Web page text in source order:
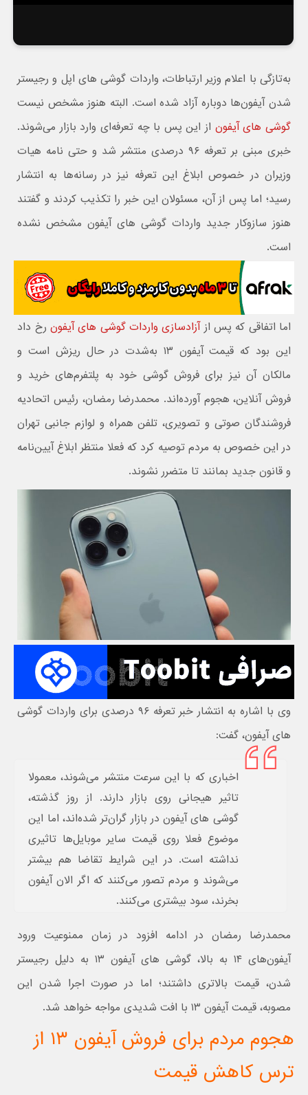
به‌تازگی با اعلام وزیر ارتباطات، واردات گوشی های اپل و رجیستر
شدن آیفون‌ها دوباره آزاد شده است. البته هنوز مشخص نیست
گوشی های آیفون از این پس با چه تعرفه‌ای وارد بازار می‌شوند.
خبری مبنی بر تعرفه ۹۶ درصدی منتشر شد و حتی نامه هیات
وزیران در خصوص ابلاغ این تعرفه نیز در رسانه‌ها به انتشار
رسید؛ اما پس از آن، مسئولان این خبر را تکذیب کردند و گفتند
هنوز سازوکار جدید واردات گوشی های آیفون مشخص نشده
است.
اما اتفاقی که پس ازآزادسازی واردات گوشی های آیفون رخ داد
این بود که قیمت آیفون ۱۳ به‌شدت در حال ریزش است و
مالکان آن نیز برای فروش گوشی خود به پلتفرم‌های خرید و
فروش آنلاین، هجوم آورده‌اند. محمدرضا رمضان، رئیس اتحادیه
فروشندگان صوتی و تصویری، تلفن همراه و لوازم جانبی تهران
در این خصوص به مردم توصیه کرد که فعلا منتظر ابلاغ آیین‌نامه
و قانون جدید بمانند تا متضرر نشوند.
وی با اشاره به انتشار خبر تعرفه ۹۶ درصدی برای واردات گوشی
های آیفون، گفت:
اخباری که با این سرعت منتشر می‌شوند، معمولا
تاثیر هیجانی روی بازار دارند. از روز گذشته،
گوشی های آیفون در بازار گران‌تر شده‌اند، اما این
موضوع فعلا روی قیمت سایر موبایل‌ها تاثیری
نداشته است. در این شرایط تقاضا هم بیشتر
می‌شوند و مردم تصور می‌کنند که اگر الان آیفون
بخرند، سود بیشتری می‌کنند.
محمدرضا رمضان در ادامه افزود در زمان ممنوعیت ورود
آیفون‌های ۱۴ به بالا، گوشی های آیفون ۱۳ به دلیل رجیستر
شدن، قیمت بالاتری داشتند؛ اما در صورت اجرا شدن این
مصوبه، قیمت آیفون ۱۳ با افت شدیدی مواجه خواهد شد.
هجوم مردم برای فروش آیفون ۱۳ از
ترس کاهش قیمت